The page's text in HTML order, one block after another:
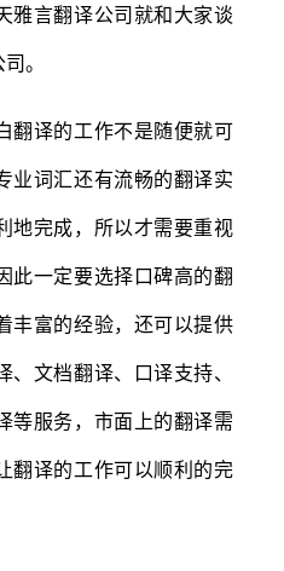
雅言翻译公司就和大家谈
。
译的工作不是随便就可
业词汇还有流畅的翻译实
地完成，所以才需要重视
此一定要选择口碑高的翻
丰富的经验，还可以提供
文档翻译、口译支持、
等服务，市面上的翻译需
翻译的工作可以顺利的完